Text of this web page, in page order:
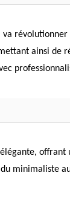
va révolutionner
ainsi de
minimaliste